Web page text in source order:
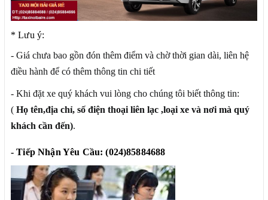
* Lưu ý:
- Giá chưa bao gồn đón thêm điểm và chờ thời gian dài, liên hệ
điều hành để có thêm thông tin chi tiết
- Khi đặt xe quý khách vui lòng cho chúng tôi biết thông tin:
( Họ tên,địa chỉ, số điện thoại liên lạc ,loại xe và nơi mà quý
khách cần đến).
- Tiếp Nhận Yêu Cầu: (024)85884688